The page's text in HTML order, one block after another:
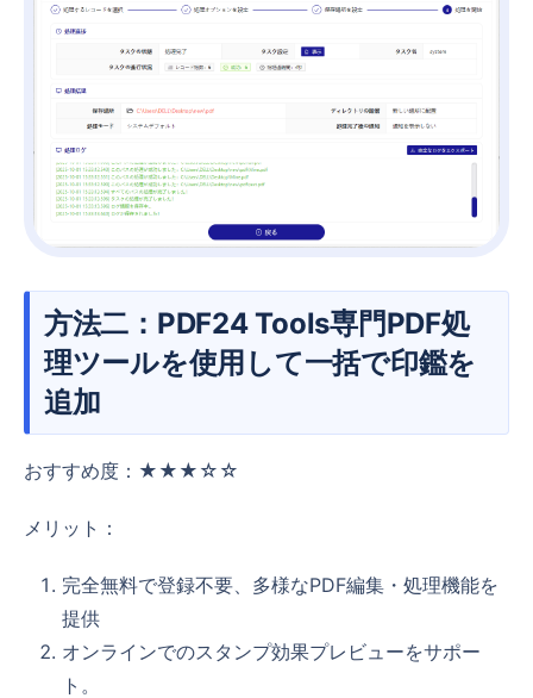
方法二：PDF24 Tools専門PDF処
理ツールを使用して一括で印鑑を
追加
おすすめ度：★★★☆☆
メリット：
完全無料で登録不要、多様なPDF編集・処理機能を
提供
オンラインでのスタンプ効果プレビューをサポー
ト。